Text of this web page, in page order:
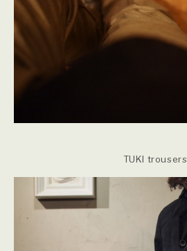
TUKI trousers